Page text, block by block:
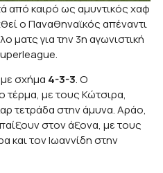
από καιρό ως αμυντικός χαφ
ο Παναθηναϊκός απέναντι
ματς για την 3η αγωνιστική
σχήμα 4-3-3. Ο
τέρμα, με τους Κώτσιρα,
τετράδα στην άμυνα. Αράο,
στον άξονα, με τους
και τον Ιωαννίδη στην